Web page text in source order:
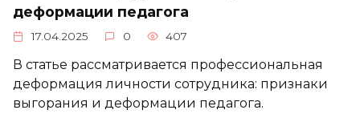
деформации педагога
17.04.2025 0 407
В статье рассматривается профессиональная
деформация личности сотрудника: признаки
выгорания и деформации педагога.